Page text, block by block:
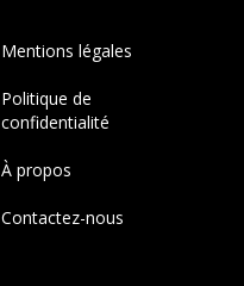
Mentions légales
Politique de
confidentialité
À propos
Contactez-nous